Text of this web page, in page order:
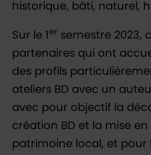
historique, bâti, naturel,
Sur le 1 er semestre 2023,
partenaires qui ont
des profils
ateliers BD avec un
avec pour objectif la
création BD et la mise en
patrimoine local, et pour